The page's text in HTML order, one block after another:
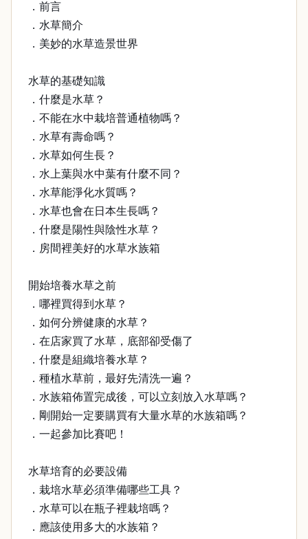
．前言
．水草簡介
．美妙的水草造景世界
水草的基礎知識
．什麼是水草？
．不能在水中栽培普通植物嗎？
．水草有壽命嗎？
．水草如何生長？
．水上葉與水中葉有什麼不同？
．水草能淨化水質嗎？
．水草也會在日本生長嗎？
．什麼是陽性與陰性水草？
．房間裡美好的水草水族箱
開始培養水草之前
．哪裡買得到水草？
．如何分辨健康的水草？
．在店家買了水草，底部卻受傷了
．什麼是組織培養水草？
．種植水草前，最好先清洗一遍？
．水族箱佈置完成後，可以立刻放入水草嗎？
．剛開始一定要購買有大量水草的水族箱嗎？
．一起參加比賽吧！
水草培育的必要設備
．栽培水草必須準備哪些工具？
．水草可以在瓶子裡栽培嗎？
．應該使用多大的水族箱？